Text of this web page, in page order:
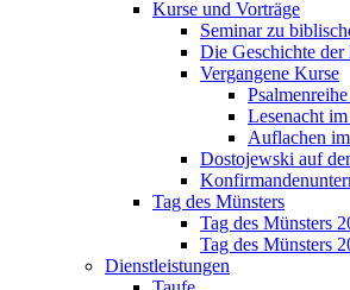
Kurse und Vorträge
Seminar zu
Die Geschichte der
Vergangene Kurse
Lesenacht
Auflachen
Dostojewski auf
Tag des Münsters
Tag des Münsters
Tag des Münsters
Dienstleistungen